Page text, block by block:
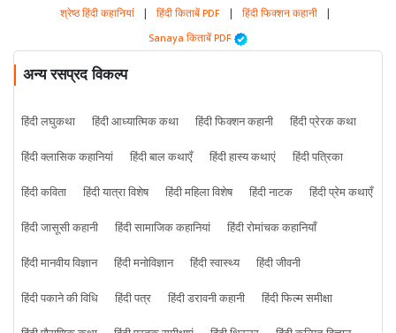
श्रेष्ठ हिंदी कहानियां | हिंदी किताबें PDF | हिंदी फिक्शन कहानी |
Sanaya किताबें PDF
अन्य रसप्रद विकल्प
हिंदी लघुकथा हिंदी आध्यात्मिक कथा हिंदी फिक्शन कहानी
हिंदी प्रेरक कथा
हिंदी क्लासिक कहानियां
हिंदी बाल कथाएँ हिंदी हास्य कथाएं
हिंदी पत्रिका
हिंदी कविता
हिंदी यात्रा विशेष हिंदी महिला विशेष हिंदी नाटक
हिंदी प्रेम कथाएँ
हिंदी जासूसी कहानी
हिंदी सामाजिक कहानियां
हिंदी रोमांचक कहानियाँ
हिंदी मानवीय विज्ञान
हिंदी मनोविज्ञान हिंदी स्वास्थ्य
हिंदी जीवनी
हिंदी पकाने की विधि
हिंदी पत्र हिंदी डरावनी कहानी
हिंदी फिल्म समीक्षा